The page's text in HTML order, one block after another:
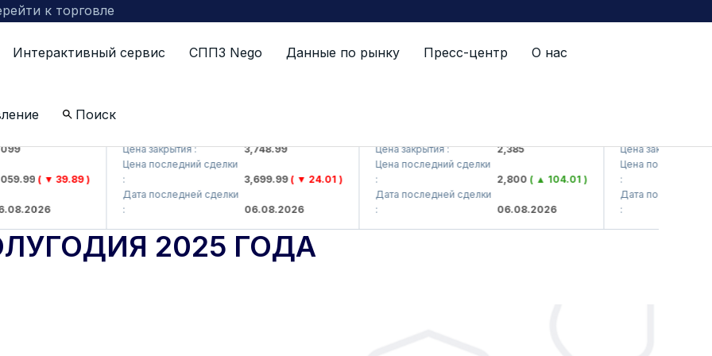
к торговле
Интерактивный сервис СППЗ Nego Данные по рынку Пресс-центр О нас
Поиск
( ▼ 39.89 )
Цена закрытия :
3,748.99
Цена последний сделки
3,699.99( ▼ 24.01 )
Дата последней сделки
06.08.2026
Цена закрытия :
2,385
Цена последний сделки
2,800( ▲ 104.01 )
Дата последней сделки
06.08.2026
Цена закрытия :
Цена последний
Дата последней
2025 ГОДА